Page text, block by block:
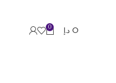
0 0 د.إ